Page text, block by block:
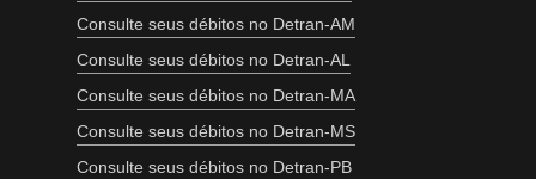
Consulte seus débitos no Detran-AM
Consulte seus débitos no Detran-AL
Consulte seus débitos no Detran-MA
Consulte seus débitos no Detran-MS
Consulte seus débitos no Detran-PB